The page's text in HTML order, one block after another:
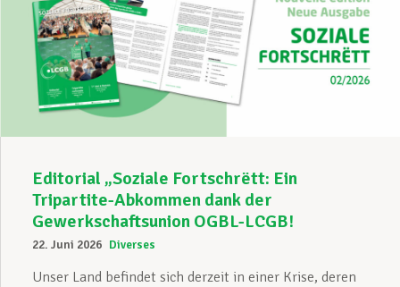
Editorial „Soziale Fortschrëtt: Ein
Tripartite-Abkommen dank der
Gewerkschaftsunion OGBL-LCGB!
22. Juni 2026 Diverses
Unser Land befindet sich derzeit in einer Krise, deren